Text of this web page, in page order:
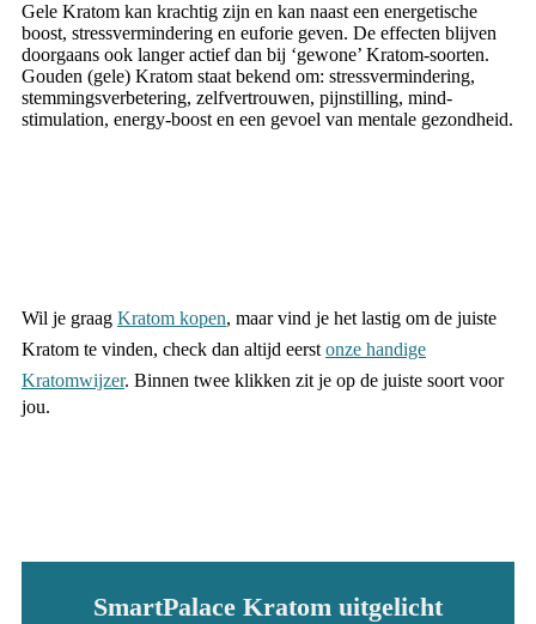
Gele Kratom kan krachtig zijn en kan naast een energetische
boost, stressvermindering en euforie geven. De effecten blijven
doorgaans ook langer actief dan bij ‘gewone’ Kratom-soorten.
Gouden (gele) Kratom staat bekend om: stressvermindering,
stemmingsverbetering, zelfvertrouwen, pijnstilling, mind-
stimulation, energy-boost en een gevoel van mentale gezondheid.
Wil je graag Kratom kopen, maar vind je het lastig om de juiste
Kratom te vinden, check dan altijd eerst onze handige
Kratomwijzer. Binnen twee klikken zit je op de juiste soort voor
jou.
SmartPalace Kratom uitgelicht